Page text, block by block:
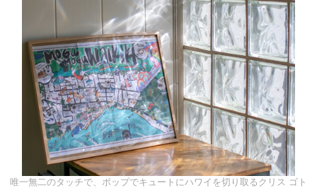
唯一無二のタッチで、ポップでキュートにハワイを切り取るクリス ゴト